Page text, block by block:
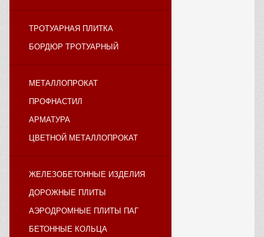
ТРОТУАРНАЯ ПЛИТКА
БОРДЮР ТРОТУАРНЫЙ
МЕТАЛЛОПРОКАТ
ПРОФНАСТИЛ
АРМАТУРА
ЦВЕТНОЙ МЕТАЛЛОПРОКАТ
ЖЕЛЕЗОБЕТОННЫЕ ИЗДЕЛИЯ
ДОРОЖНЫЕ ПЛИТЫ
АЭРОДРОМНЫЕ ПЛИТЫ ПАГ
БЕТОННЫЕ КОЛЬЦА